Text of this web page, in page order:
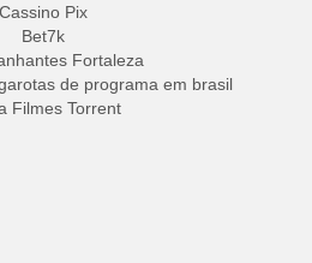
Cassino Pix
Bet7k
Fortaleza
de programa em brasil
Filmes Torrent